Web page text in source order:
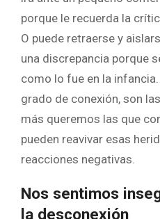
porque le recuerda la
O puede retraerse y
una discrepancia porque
como lo fue en la
grado de conexión, son
más queremos las que
pueden reavivar esas
reacciones negativas.
Nos sentimos
la desconexión